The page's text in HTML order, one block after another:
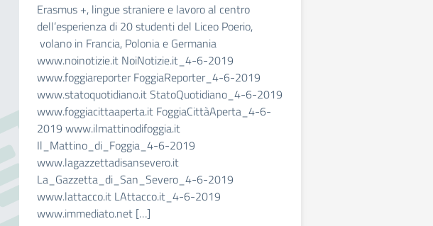
Erasmus +, lingue straniere e lavoro al centro
dell’esperienza di 20 studenti del Liceo Poerio,
volano in Francia, Polonia e Germania
www.noinotizie.it NoiNotizie.it_4-6-2019
www.foggiareporter FoggiaReporter_4-6-2019
www.statoquotidiano.it StatoQuotidiano_4-6-2019
www.foggiacittaaperta.it FoggiaCittàAperta_4-6-
2019 www.ilmattinodifoggia.it
Il_Mattino_di_Foggia_4-6-2019
www.lagazzettadisansevero.it
La_Gazzetta_di_San_Severo_4-6-2019
www.lattacco.it LAttacco.it_4-6-2019
www.immediato.net […]